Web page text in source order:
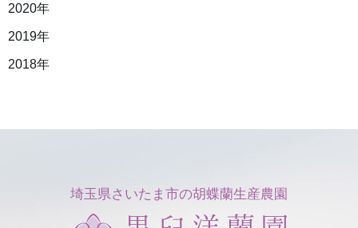
2020年
2019年
2018年
埼玉県さいたま市の胡蝶蘭生産農園